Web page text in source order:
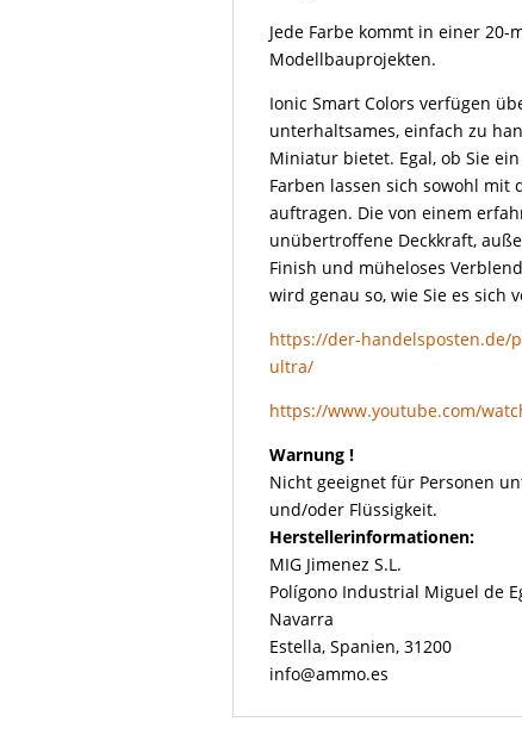
Jede Farbe kommt in einer 20-
Modellbauprojekten.
Ionic Smart Colors verfügen
unterhaltsames, einfach zu
Miniatur bietet. Egal, ob Sie
Farben lassen sich sowohl
auftragen. Die von einem
unübertroffene Deckkraft,
Finish und müheloses
wird genau so, wie Sie es sich
https://der-handelsposten.de/
ultra/
https://www.youtube.com/
Warnung !
Nicht geeignet für Personen
und/oder Flüssigkeit.
Herstellerinformationen:
MIG Jimenez S.L.
Polígono Industrial Miguel de
Navarra
Estella, Spanien, 31200
info@ammo.es